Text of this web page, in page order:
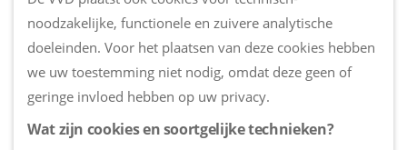
noodzakelijke, functionele en zuivere analytische
doeleinden. Voor het plaatsen van deze cookies hebben
we uw toestemming niet nodig, omdat deze geen of
geringe invloed hebben op uw privacy.
Wat zijn cookies en soortgelijke technieken?